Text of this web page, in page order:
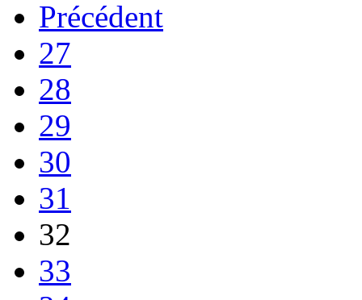
Précédent
27
28
29
30
31
32
33